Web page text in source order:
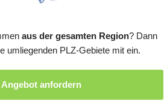
aus der gesamten Region? Dann
umliegenden PLZ-Gebiete mit ein.
Angebot anfordern